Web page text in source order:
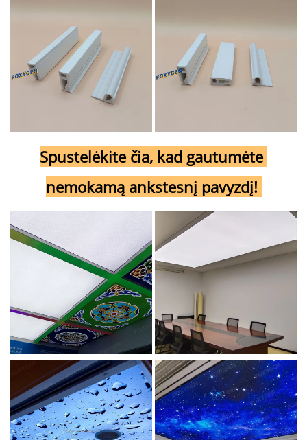
Spustelėkite čia, kad gautumėte
nemokamą ankstesnį pavyzdį!